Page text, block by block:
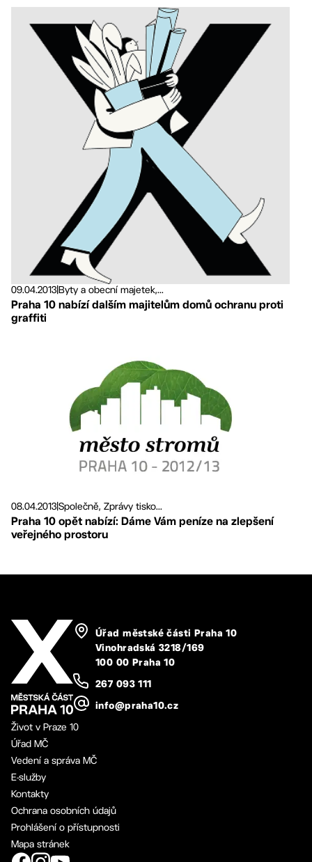
09.04.2013Byty a obecní majetek,...
Praha 10 nabízí dalším majitelům domů ochranu proti
graffiti
08.04.2013Společně, Zprávy tisko...
Praha 10 opět nabízí: Dáme Vám peníze na zlepšení
veřejného prostoru
Úřad městské části Praha 10
Vinohradská 3218/169
100 00 Praha 10
267 093 111
info@praha10.cz
Život v Praze 10
Úřad MČ
Vedení a správa MČ
E-služby
Kontakty
Ochrana osobních údajů
Prohlášení o přístupnosti
Mapa stránek